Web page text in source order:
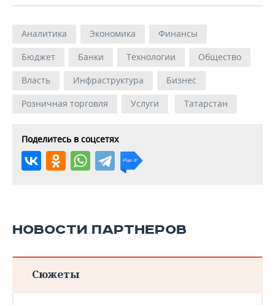
Аналитика Экономика
Финансы
Бюджет
Банки Технологии
Общество
Власть
Инфраструктура
Бизнес
Розничная торговля
Услуги Татарстан
Поделитесь в соцсетях
НОВОСТИ ПАРТНЕРОВ
Сюжеты